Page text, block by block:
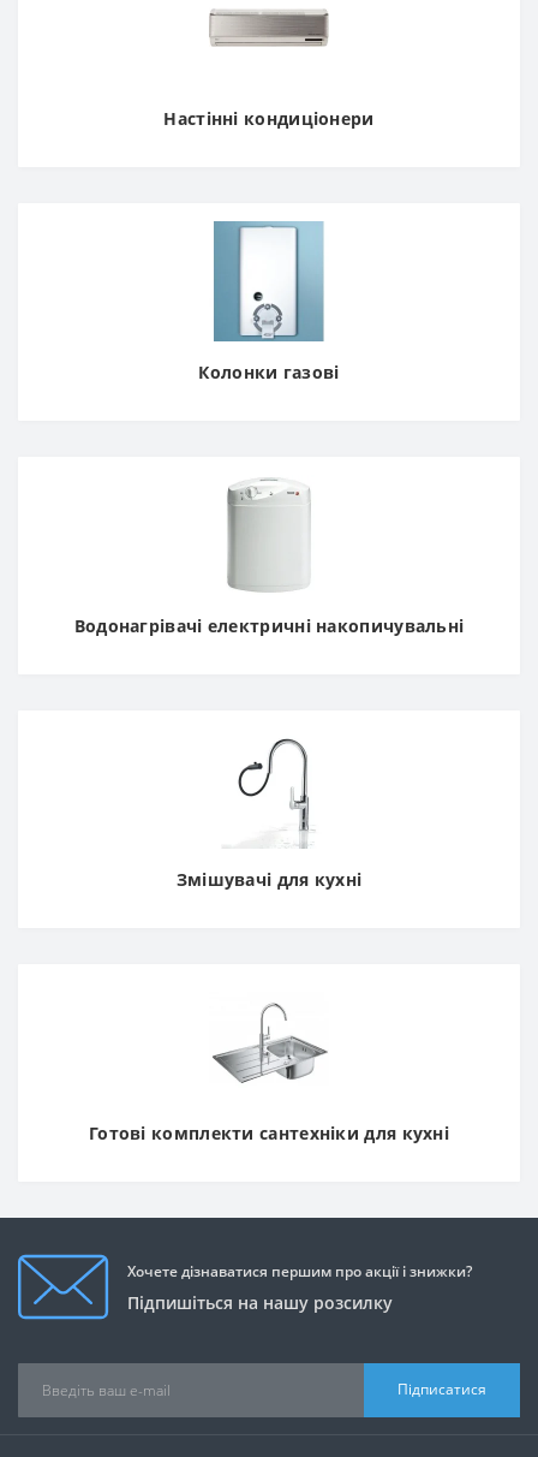
Настінні кондиціонери
Колонки газові
Водонагрівачі електричні накопичувальні
Змішувачі для кухні
Готові комплекти сантехніки для кухні
Хочете дізнаватися першим про акції і знижки?
Підпишіться на нашу розсилку
Підписатися